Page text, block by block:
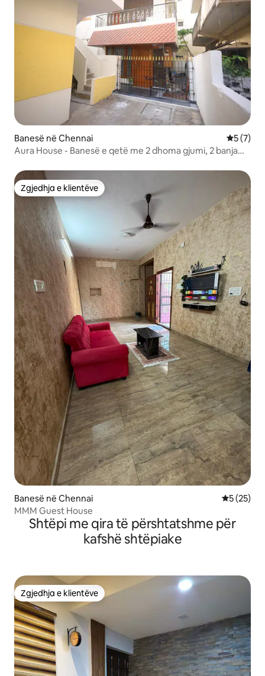
Banesë në Chennai
5 (7)
Aura House - Banesë e qetë me 2 dhoma gjumi, 2 banja
Zgjedhja e klientëve
Zgjedhja e klientëve
Banesë në Chennai Vlerësimi
5 (25)
MMM Guest House
Shtëpi me qira të përshtatshme për
kafshë shtëpiake
Zgjedhja e klientëve
Zgjedhja e klientëve